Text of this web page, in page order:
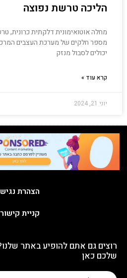
הליכה טרשת נפוצה
מחלה אוטואימונית דלקתית כרונית,
מספר חלקים של מערכת העצבים
יכולים לסבול מנזק
קרא עוד »
יוני 21, 2024
הצהרת
קניית
רוצים גם אתם להופיע באתר
שלכם כאן